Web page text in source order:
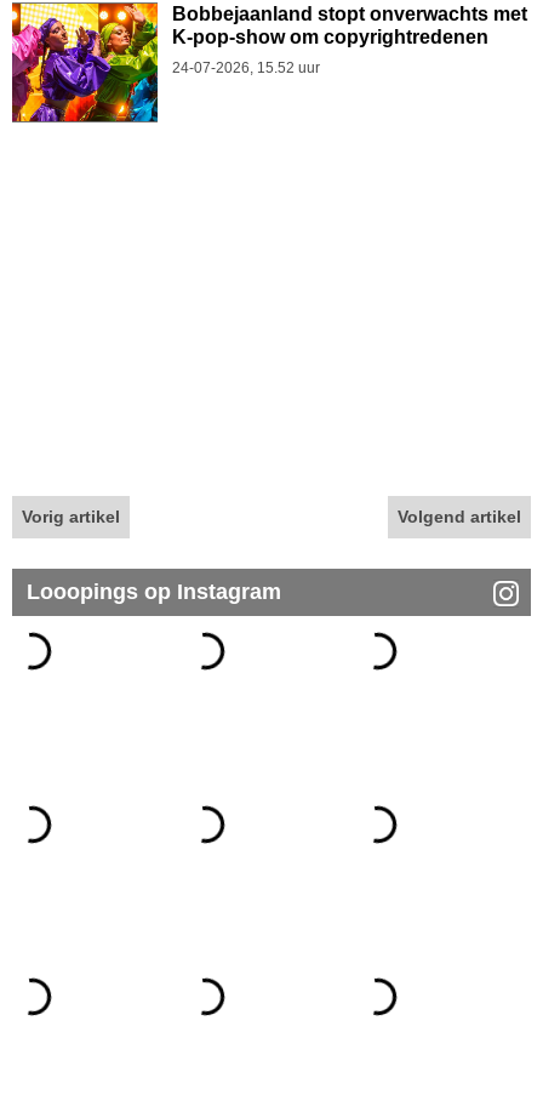
Bobbejaanland stopt onverwachts met
K-pop-show om copyrightredenen
24-07-2026, 15.52 uur
Vorig artikel Volgend artikel
Looopings op Instagram